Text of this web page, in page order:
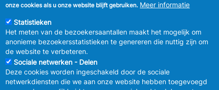
Instagram
MENU
FOOTER
Vertrouwelijkheid
onze cookies als u onze website blijft gebruiken. Meer informatie
Statistieken
Het meten van de bezoekersaantallen maakt het mogelijk om
anonieme bezoekersstatistieken te genereren die nuttig zijn om
de website te verbeteren.
Sociale netwerken - Delen
Deze cookies worden ingeschakeld door de sociale
netwerkdiensten die we aan onze website hebben toegevoegd